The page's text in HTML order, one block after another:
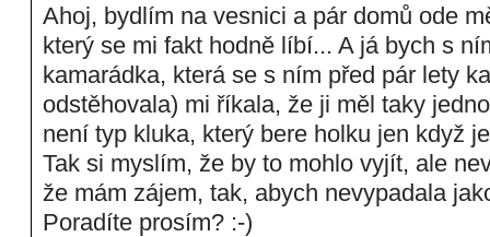
Ahoj, bydlím na vesnici a pár domů ode
který se mi fakt hodně líbí... A já bych s
kamarádka, která se s ním před pár lety
odstěhovala) mi říkala, že ji měl taky
není typ kluka, který bere holku jen když
Tak si myslím, že by to mohlo vyjít, ale
že mám zájem, tak, abych nevypadala
Poradíte prosím? :-)